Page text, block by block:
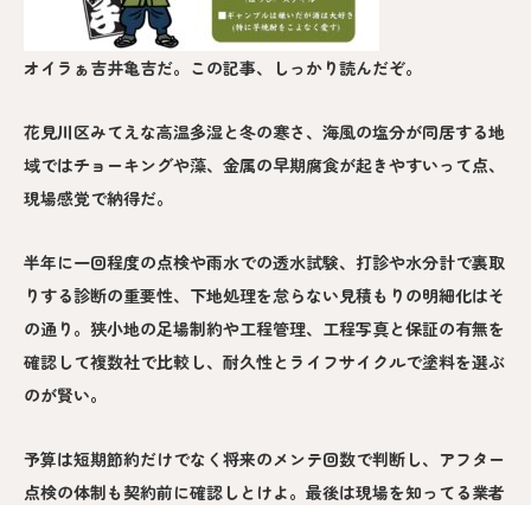
オイラぁ吉井亀吉だ。この記事、しっかり読んだぞ。
花見川区みてえな高温多湿と冬の寒さ、海風の塩分が同居する地
域ではチョーキングや藻、金属の早期腐食が起きやすいって点、
現場感覚で納得だ。
半年に一回程度の点検や雨水での透水試験、打診や水分計で裏取
りする診断の重要性、下地処理を怠らない見積もりの明細化はそ
の通り。狭小地の足場制約や工程管理、工程写真と保証の有無を
確認して複数社で比較し、耐久性とライフサイクルで塗料を選ぶ
のが賢い。
予算は短期節約だけでなく将来のメンテ回数で判断し、アフター
点検の体制も契約前に確認しとけよ。最後は現場を知ってる業者